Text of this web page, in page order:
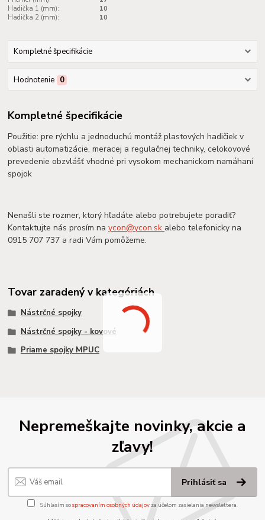
Hadička 1 (mm):
10
Hadička 2 (mm):
10
Kompletné špecifikácie
Hodnotenie 0
Kompletné špecifikácie
Použitie: pre rýchlu a jednoduchú montáž plastových hadičiek v
oblasti automatizácie, meracej a regulačnej techniky, celokovové
prevedenie obzvlášť vhodné pri vysokom mechanickom namáhaní
spojok
Nenašli ste rozmer, ktorý hľadáte alebo potrebujete poradiť?
Kontaktujte nás prosím naycon@ycon.sk alebo telefonicky na
0915 707 737 a radi Vám pomôžeme.
Tovar zaradený v kategóriách
Nástrčné spojky
Nástrčné spojky - kovové
Priame spojky MPUC
Nepremeškajte novinky, akcie a
zľavy!
Prihlásiť sa
Súhlasím sospracovaním osobných údajov za účelom zasielania newslettera.